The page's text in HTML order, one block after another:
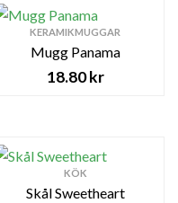
KERAMIKMUGGAR
Mugg Panama
18.80kr
KÖK
Skål Sweetheart